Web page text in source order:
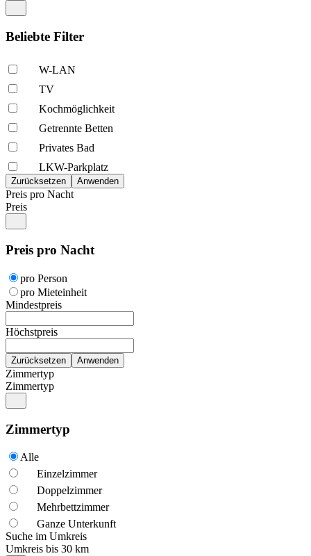
Beliebte Filter
W-LAN
TV
Kochmöglich­keit
Getrennte Betten
Privates Bad
LKW-Parkplatz
Preis pro Nacht
Preis
Preis pro Nacht
pro Person
pro Mieteinheit
Mindestpreis
Höchstpreis
Zimmertyp
Zimmertyp
Zimmertyp
Alle
Einzelzimmer
Doppelzimmer
Mehrbettzimmer
Ganze Unterkunft
Suche im Umkreis
Umkreis bis 30 km